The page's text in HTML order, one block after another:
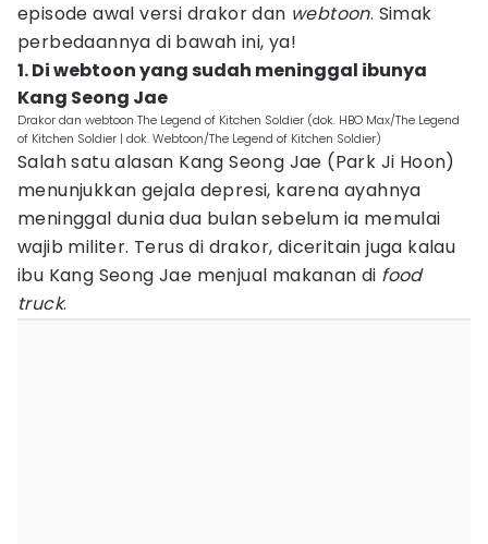
episode awal versi drakor dan webtoon. Simak
perbedaannya di bawah ini, ya!
1. Di webtoon yang sudah meninggal ibunya
Kang Seong Jae
Drakor dan webtoon The Legend of Kitchen Soldier (dok. HBO Max/The Legend
of Kitchen Soldier | dok. Webtoon/The Legend of Kitchen Soldier)
Salah satu alasan Kang Seong Jae (Park Ji Hoon)
menunjukkan gejala depresi, karena ayahnya
meninggal dunia dua bulan sebelum ia memulai
wajib militer. Terus di drakor, diceritain juga kalau
ibu Kang Seong Jae menjual makanan di food
truck.